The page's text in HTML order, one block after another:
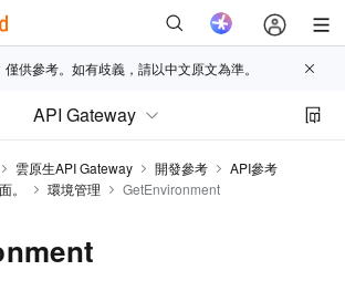
供參考。如有歧義，請以中文原文為準。
API Gateway
雲原生API Gateway 開發參考
API參考
。 環境管理 GetEnvironment